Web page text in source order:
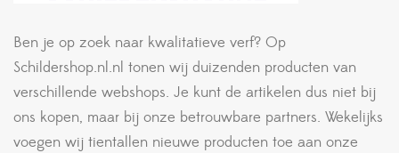
Ben je op zoek naar kwalitatieve verf? Op
Schildershop.nl.nl tonen wij duizenden producten van
verschillende webshops. Je kunt de artikelen dus niet bij
ons kopen, maar bij onze betrouwbare partners. Wekelijks
voegen wij tientallen nieuwe producten toe aan onze